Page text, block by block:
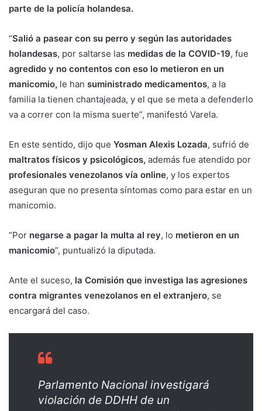
parte de la policía holandesa.
“Salió a pasear con su perro y según las autoridades
holandesas, por saltarse las medidas de la COVID-19, fue
agredido y no contentos con eso lo metieron en un
manicomio, le han suministrado medicamentos, a la
familia la tienen chantajeada, y el que se meta a defenderlo
va a correr con la misma suerte”, manifestó Varela.
En este sentido, dijo que Yosman Alexis Lozada, sufrió de
maltratos físicos y psicológicos, además fue atendido por
profesionales venezolanos vía online, y los expertos
aseguran que no presenta síntomas como para estar en un
manicomio.
“Por negarse a pagar la multa al rey, lo metieron en un
manicomio”, puntualizó la diputada.
Ante el suceso, la Comisión que investiga las agresiones
contra migrantes venezolanos en el extranjero, se
encargará del caso.
‌‌Parlamento Nacional investigará
violación de DDHH de un